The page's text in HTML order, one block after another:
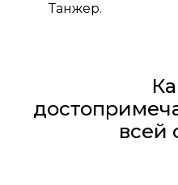
Танжер.
всей